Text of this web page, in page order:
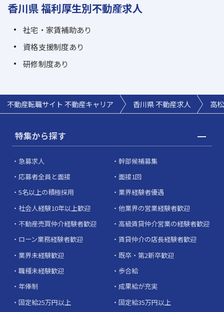
香川県 福利厚生別不動産求人
社宅・家賃補助あり
資格支援制度あり
研修制度あり
不動産転職サイト 不動産キャリア 香川県 不動産求人 高
特集から探す
急募求人
幹部候補募集
応募者全員と面接
面接1回
5名以上の積極採用
業界経験者優遇
社会人経験10年以上歓迎
他業界の営業経験者歓迎
不動産売買仲介経験者歓迎
高級賃貸仲介営業の経験者歓迎
ローン業務経験者歓迎
賃貸仲介の店長経験者歓迎
業界未経験歓迎
既卒・第2新卒歓迎
職種未経験歓迎
歩合給
年俸制
成果給が充実
固定給25万円以上
固定給35万円以上